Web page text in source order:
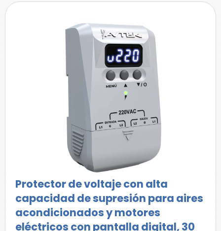
Protector de voltaje con alta
capacidad de supresión para aires
acondicionados y motores
eléctricos con pantalla digital, 30